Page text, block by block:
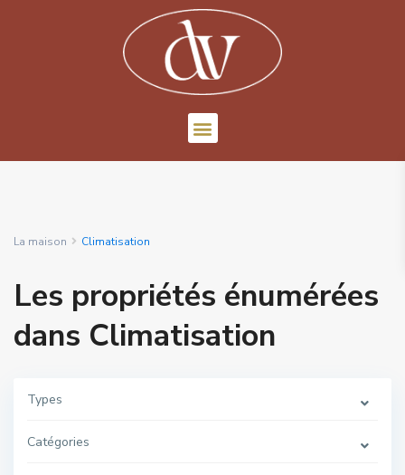
La maison Climatisation
Les propriétés énumérées
dans Climatisation
Types
Catégories